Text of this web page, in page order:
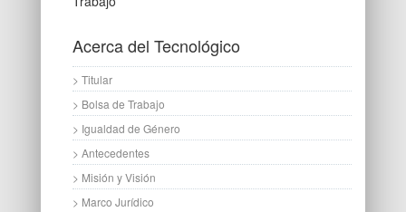
Acerca del Tecnológico
> Titular
> Bolsa de Trabajo
> Igualdad de Género
> Antecedentes
> Misión y Visión
> Marco Jurídico